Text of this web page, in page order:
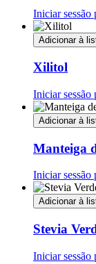
Iniciar sessão
Adicionar à
Xilitol
Iniciar sessão
Adicionar à
Manteiga
Iniciar sessão
Adicionar à
Stevia
Iniciar sessão